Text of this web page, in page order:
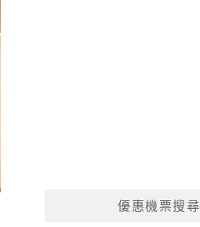
優惠機票搜尋